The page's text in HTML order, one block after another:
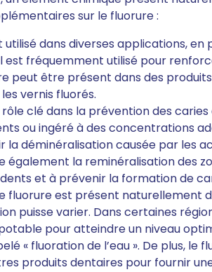
sur le fluorure :
dans diverses applications, en
fréquemment utilisé pour
peut être présent dans des
vernis fluorés.
clé dans la prévention des caries
ou ingéré à des concentrations
déminéralisation causée par les
également la reminéralisation des
et à prévenir la formation de
fluorure est présent naturellement
puisse varier. Dans certaines
pour atteindre un niveau
« fluoration de l’eau ». De plus, le
produits dentaires pour fournir